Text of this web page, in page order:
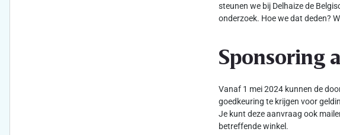
steunen we bij Delhaize de
onderzoek. Hoe we dat deden?
Sponsoring
Vanaf 1 mei 2024 kunnen de
goedkeuring te krijgen voor
Je kunt deze aanvraag ook
betreffende winkel.